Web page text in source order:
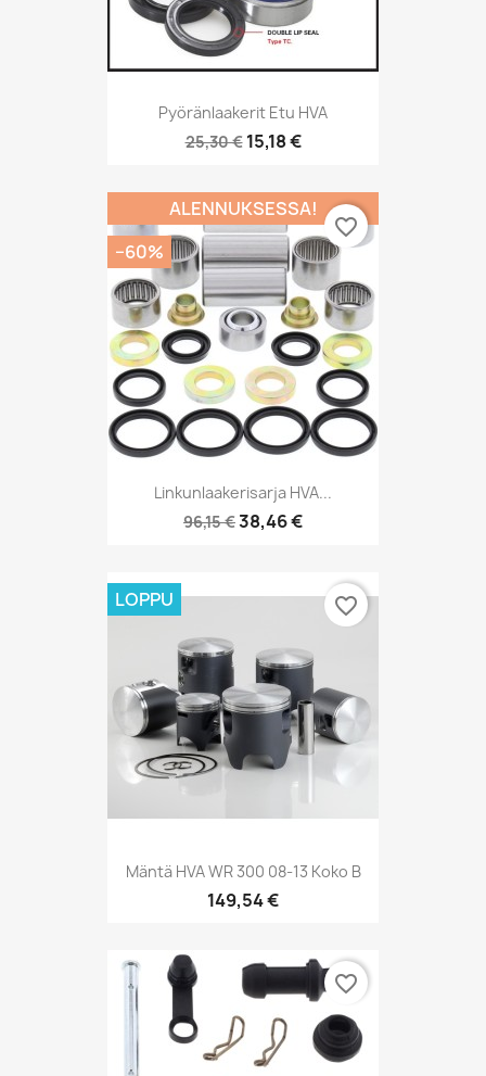
Pyöränlaakerit Etu HVA
25,30 € 15,18 €
Linkunlaakerisarja HVA...
96,15 €38,46 €
ALENNUKSESSA!
−60%
favorite_border
Mäntä HVA WR 300 08-13 Koko B
149,54 €
LOPPU favorite_border
favorite_border